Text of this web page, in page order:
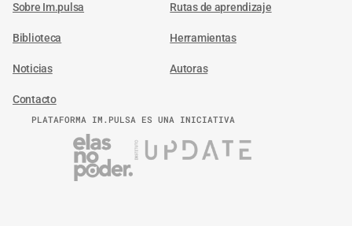
Sobre Im.pulsa Rutas de aprendizaje
Biblioteca Herramientas
Noticias Autoras
Contacto
PLATAFORMA IM.PULSA ES UNA INICIATIVA